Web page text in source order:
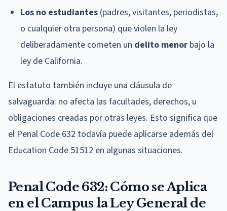
Los no estudiantes (padres, visitantes, periodistas,
o cualquier otra persona) que violen la ley
deliberadamente cometen un delito menor bajo la
ley de California.
El estatuto también incluye una cláusula de
salvaguarda: no afecta las facultades, derechos, u
obligaciones creadas por otras leyes. Esto significa que
el Penal Code 632 todavía puede aplicarse además del
Education Code 51512 en algunas situaciones.
Penal Code 632: Cómo se Aplica
en el Campus la Ley General de